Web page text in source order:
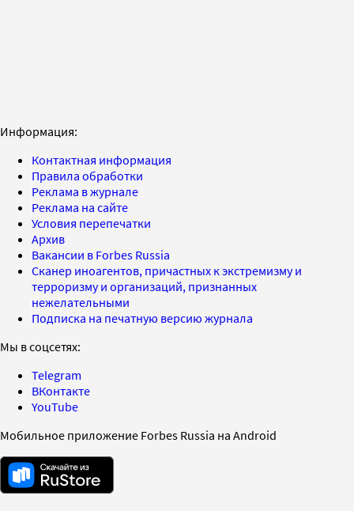
Информация:
Контактная информация
Правила обработки
Реклама в журнале
Реклама на сайте
Условия перепечатки
Архив
Вакансии в Forbes Russia
Сканер иноагентов, причастных к экстремизму и
терроризму и организаций, признанных
нежелательными
Подписка на печатную версию журнала
Мы в соцсетях:
Telegram
ВКонтакте
YouTube
Мобильное приложение Forbes Russia на Android